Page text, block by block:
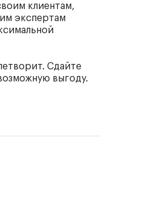
клиентам,
экспертам
Сдайте
выгоду.